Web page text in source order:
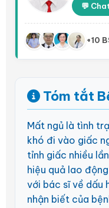
💬
+10
Tóm tắt
Mất ngủ là tình
khó đi vào giấc
tỉnh giấc nhiều
hiệu quả lao
với bác sĩ về dấu
nhận biết của